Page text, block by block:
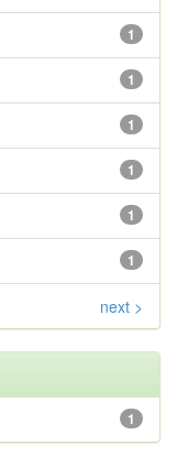
1
1
1
1
1
1
next >
1